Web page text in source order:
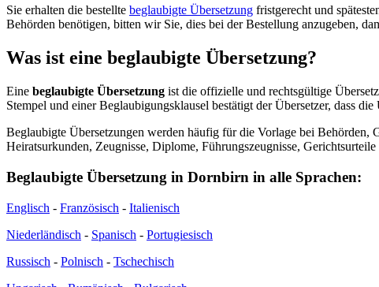
Sie erhalten die bestellte beglaubigte Übersetzung fristgerecht und
Behörden benötigen, bitten wir Sie, dies bei der Bestellung anzugeben,
Was ist eine beglaubigte Übersetzung?
Eine beglaubigte Übersetzung ist die offizielle und rechtsgültige
Stempel und einer Beglaubigungsklausel bestätigt der Übersetzer, dass
Beglaubigte Übersetzungen werden häufig für die Vorlage bei
Heiratsurkunden, Zeugnisse, Diplome, Führungszeugnisse,
Beglaubigte Übersetzung in Dornbirn in alle Sprachen:
Englisch - Französisch - Italienisch
Niederländisch - Spanisch - Portugiesisch
Russisch - Polnisch - Tschechisch